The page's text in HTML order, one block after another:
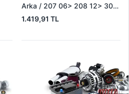
Arka / 207 06> 208 12> 301
12> 307 00> 1007 05> 2008
13> Partner 96> Par | FEBI
1.419,91 TL